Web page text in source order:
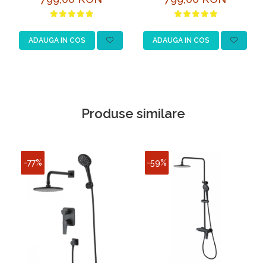
ADAUGA IN COS
cu duș tip ploaie
ADAUGA IN COS
Produse similare
-77% -59%